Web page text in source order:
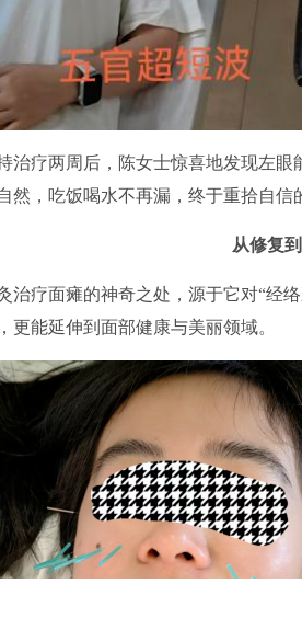
疗两周后，陈女士惊喜地发现左眼
然，吃饭喝水不再漏，终于重拾自信
从修复
疗面瘫的神奇之处，源于它对“经络
更能延伸到面部健康与美丽领域。